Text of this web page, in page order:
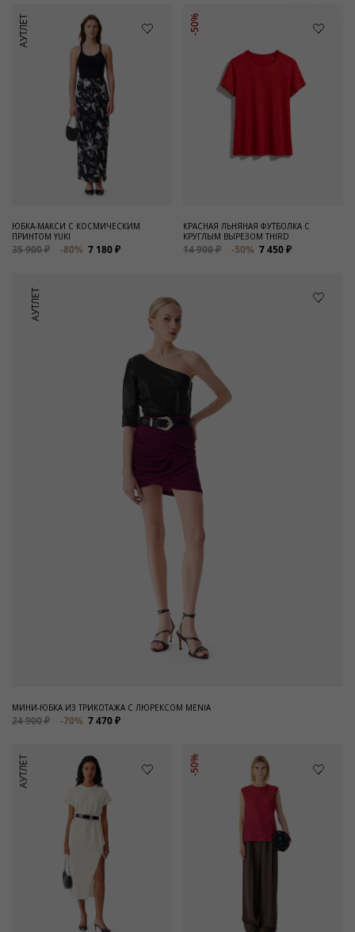
АУТЛЕТ
ЮБКА-МАКСИ С КОСМИЧЕСКИМ
ПРИНТОМ YUKI
35 900 ₽ -80% 7 180 ₽
-50%
КРАСНАЯ ЛЬНЯНАЯ ФУТБОЛКА С
КРУГЛЫМ ВЫРЕЗОМ THIRD
14 900 ₽ -50% 7 450 ₽
АУТЛЕТ
МИНИ-ЮБКА ИЗ ТРИКОТАЖА С ЛЮРЕКСОМ MENIA
24 900 ₽ -70% 7 470 ₽
АУТЛЕТ -50%